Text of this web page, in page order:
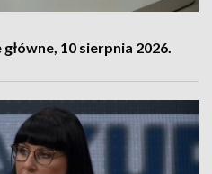
10 sierpnia 2026.